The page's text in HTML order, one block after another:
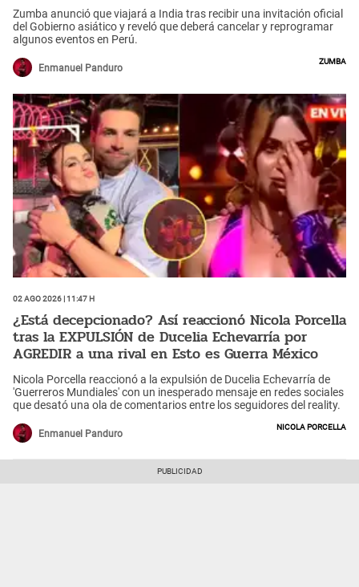
Zumba anunció que viajará a India tras recibir una invitación oficial
del Gobierno asiático y reveló que deberá cancelar y reprogramar
algunos eventos en Perú.
Enmanuel Panduro
Zumba
02 Ago 2026 | 11:47 h
¿Está decepcionado? Así reaccionó Nicola Porcella
tras la EXPULSIÓN de Ducelia Echevarría por
AGREDIR a una rival en Esto es Guerra México
Nicola Porcella reaccionó a la expulsión de Ducelia Echevarría de
'Guerreros Mundiales' con un inesperado mensaje en redes sociales
que desató una ola de comentarios entre los seguidores del reality.
Enmanuel Panduro
Nicola Porcella